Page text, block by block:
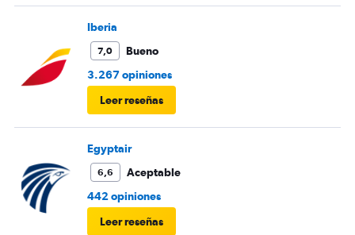
Iberia
7,0
Bueno
3.267 opiniones
Leer reseñas
Egyptair
6,6
Aceptable
442 opiniones
Leer reseñas